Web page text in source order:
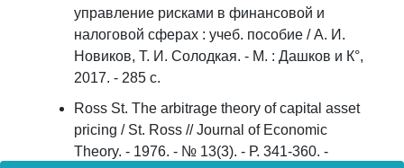
управление рисками в финансовой и
налоговой сферах : учеб. пособие / А. И.
Новиков, Т. И. Солодкая. - М. : Дашков и К°,
2017. - 285 с.
Ross St. The arbitrage theory of capital asset
pricing / St. Ross // Journal of Economic
Theory. - 1976. - № 13(3). - Р. 341-360. -